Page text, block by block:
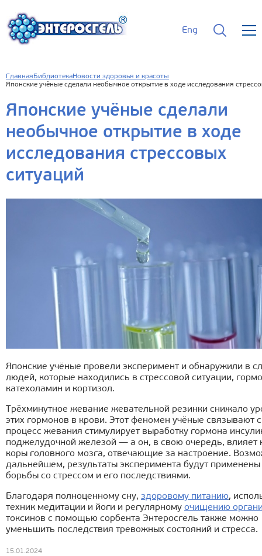
Eng
Главная БиблиотекаНовости здоровья и красоты
Японские учёные сделали необычное открытие в ходе исследования
Японские учёные сделали
необычное открытие в ходе
исследования стрессовых
ситуаций
Японские учёные провели эксперимент и обнаружили в
людей, которые находились в стрессовой ситуации,
катехоламин и кортизол.
Трёхминутное жевание жевательной резинки снижало
этих гормонов в крови. Этот феномен учёные связывают
процесс жевания стимулирует выработку гормона
поджелудочной железой — а он, в свою очередь, влияет
коры головного мозга, отвечающие за настроение.
дальнейшем, результаты эксперимента будут
борьбы со стрессом и его последствиями.
Благодаря полноценному сну, здоровому питанию,
техник медитации и йоги и регулярному очищению
токсинов с помощью сорбента Энтеросгель также можно
уменьшить последствия тревожных состояний и стресса.
15.01.2024